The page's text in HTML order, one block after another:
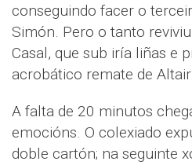
conseguindo facer o
Simón. Pero o tanto
Casal, que sub iría liñas e
acrobático remate de Altair.
A falta de 20 minutos
emocións. O colexiado
doble cartón; na seguinte